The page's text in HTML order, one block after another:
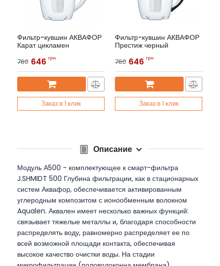
Фильтр-кувшин АКВАФОР
Карат цикламен
760 646 грн
Заказ в 1 клик
Фильтр-кувшин АКВАФОР
Престиж черный
760 646 грн
Заказ в 1 клик
Описание
Модуль А500 - комплектующее к смарт-фильтра
J.SHMIDT 500 Глубина фильтрации, как в стационарных
систем Аквафор, обеспечивается активированным
углеродным композитом с ионообменным волокном
Aqualen. Аквален имеет несколько важных функций:
связывает тяжелые металлы и, благодаря способности
распределять воду, равномерно распределяет ее по
всей возможной площади контакта, обеспечивая
высокое качество очистки воды. На стадии